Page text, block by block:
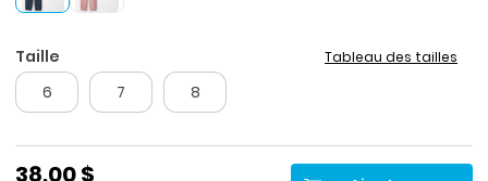
Taille Tableau des tailles
6 7 8
38,00 $